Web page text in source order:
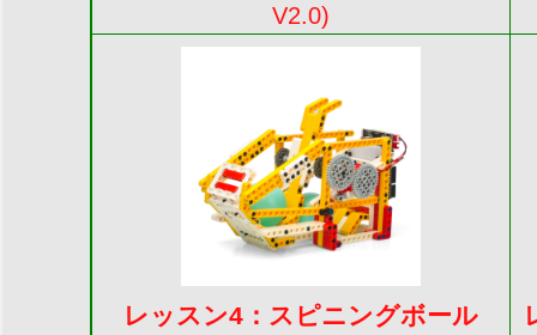
V2.0)
レッスン4：スピニングボール